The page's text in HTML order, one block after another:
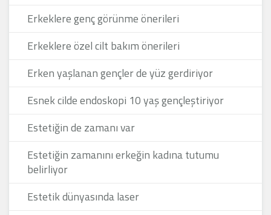
Erkeklere genç görünme önerileri
Erkeklere özel cilt bakım önerileri
Erken yaşlanan gençler de yüz gerdiriyor
Esnek cilde endoskopi 10 yaş gençleştiriyor
Estetiğin de zamanı var
Estetiğin zamanını erkeğin kadına tutumu
belirliyor
Estetik dünyasında laser